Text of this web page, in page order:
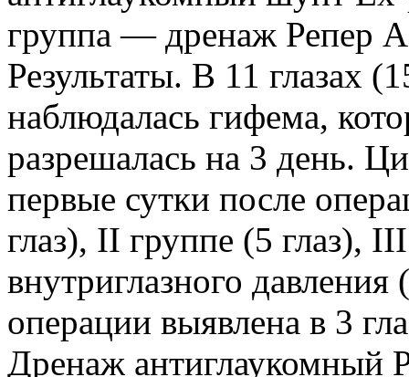
группа — дренаж Репер
Результаты. В 11 глазах
наблюдалась гифема,
разрешалась на 3 день.
первые сутки после
глаз), II группе (5 глаз),
внутриглазного
операции выявлена в 3
Дренаж антиглаукомный